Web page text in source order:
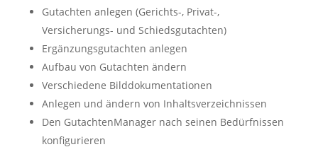
Gutachten anlegen (Gerichts-, Privat-,
Versicherungs- und Schiedsgutachten)
Ergänzungsgutachten anlegen
Aufbau von Gutachten ändern
Verschiedene Bilddokumentationen
Anlegen und ändern von Inhaltsverzeichnissen
Den GutachtenManager nach seinen Bedürfnissen
konfigurieren